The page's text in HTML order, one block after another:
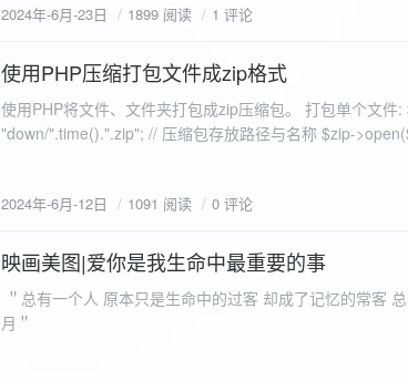
2024年-6月-23日 1899 阅读 1 评论
2024-6-12
使用PHP压缩打包文件成zip格式
使用PHP将文件、文件夹打包成zip压缩包。 打包单个文
"down/".time().".zip"; // 压缩包存放路径与名称 $zip->open($zip_filename, ZIPARCHIVE::CREATE); // 打
数可以改为 basename("img/logon2.png),也就是原文件所在
= array( "img/1.jpg", "img/2.jpg", ); $filename = "down/img.zip"; // 压缩包存放路径与名称 $zip = new
ZipArchive(); $zip->open($filename,ZipArchive::CREATE); //打开压缩包 //遍历文件 foreach($fileList as
$file){ $zip->addFile($file,basename($file)); //向压缩包中添加文件 } $zip->close(); //关闭压缩包 打包某
个文件夹（包含子文件夹）: <?php /** * @param $path 文
2024年-6月-12日 1091 阅读 0 评论
2024-6-10
映画美图|爱你是我生命中最重要的事
＂总有一个人 原本只是生命中的过客 却成了记忆的常客
月＂